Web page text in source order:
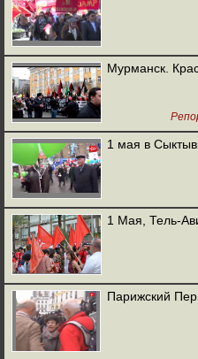
Мурманск.
1 мая в
1 Мая, Тель-
Парижский